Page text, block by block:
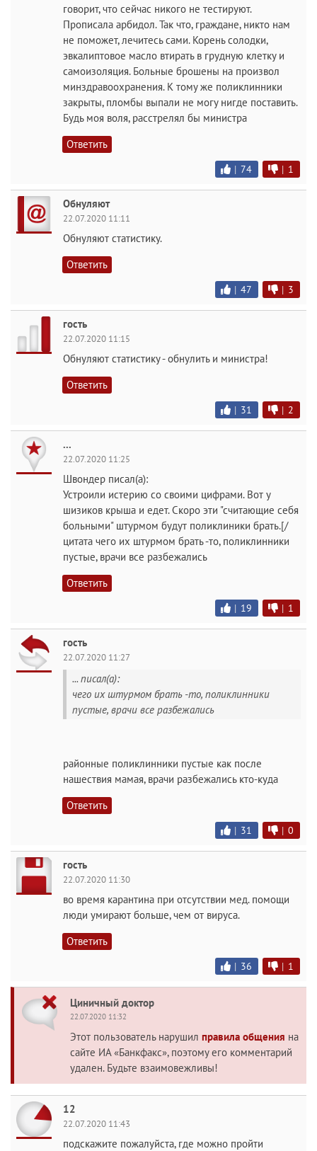
говорит, что сейчас никого не тестируют.
Прописала арбидол. Так что, граждане, никто нам
не поможет, лечитесь сами. Корень солодки,
эвкалиптовое масло втирать в грудную клетку и
самоизоляция. Больные брошены на произвол
минздравоохранения. К тому же поликлинники
закрыты, пломбы выпали не могу нигде поставить.
Будь моя воля, расстрелял бы министра
Ответить
| 74 | 1
Обнуляют
22.07.2020 11:11
Обнуляют статистику.
Ответить
| 47 | 3
гость
22.07.2020 11:15
Обнуляют статистику - обнулить и министра!
Ответить
| 31 | 2
...
22.07.2020 11:25
Швондер писал(а):
Устроили истерию со своими цифрами. Вот у
шизиков крыша и едет. Скоро эти "считающие себя
больными" штурмом будут поликлиники брать.[/
цитата чего их штурмом брать -то, поликлинники
пустые, врачи все разбежались
Ответить
| 19 | 1
гость
22.07.2020 11:27
... писал(а):
чего их штурмом брать -то, поликлинники
пустые, врачи все разбежались
районные поликлинники пустые как после
нашествия мамая, врачи разбежались кто-куда
Ответить
| 31 | 0
гость
22.07.2020 11:30
во время карантина при отсутствии мед. помощи
люди умирают больше, чем от вируса.
Ответить
| 36 | 1
Циничный доктор
22.07.2020 11:32
Этот пользователь нарушил правила общения на
сайте ИА «Банкфакс», поэтому его комментарий
удален. Будьте взаимовежливы!
12
22.07.2020 11:43
подскажите пожалуйста, где можно пройти